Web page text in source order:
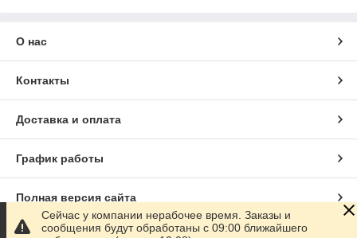
О нас
Контакты
Доставка и оплата
График работы
Полная версия сайта
Сейчас у компании нерабочее время. Заказы и
сообщения будут обработаны с 09:00 ближайшего